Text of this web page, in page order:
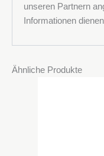
unseren Partnern
Informationen
Ähnliche Produkte